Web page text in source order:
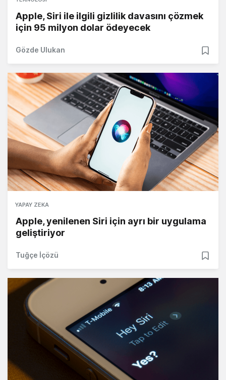
Apple, Siri ile ilgili gizlilik davasını çözmek
için 95 milyon dolar ödeyecek
Gözde Ulukan
YAPAY ZEKA
Apple, yenilenen Siri için ayrı bir uygulama
geliştiriyor
Tuğçe İçözü